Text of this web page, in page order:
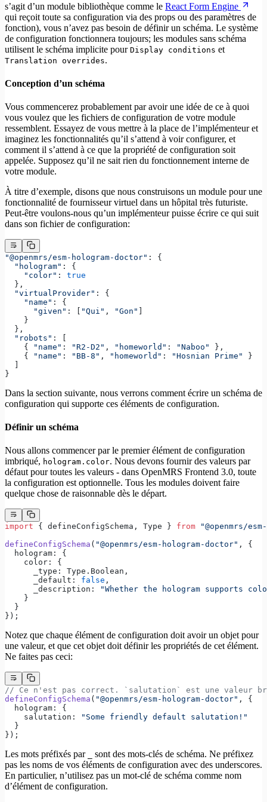
s’agit d’un module bibliothèque comme le React Form Engine
qui reçoit toute sa configuration via des props ou des paramètres de
fonction), vous n’avez pas besoin de définir un schéma. Le système
de configuration fonctionnera toujours; les modules sans schéma
utilisent le schéma implicite pour Display conditions et
Translation overrides.
Conception d’un schéma
Vous commencerez probablement par avoir une idée de ce à quoi
vous voulez que les fichiers de configuration de votre module
ressemblent. Essayez de vous mettre à la place de l’implémenteur et
imaginez les fonctionnalités qu’il s’attend à voir configurer, et
comment il s’attend à ce que la propriété de configuration soit
appelée. Supposez qu’il ne sait rien du fonctionnement interne de
votre module.
À titre d’exemple, disons que nous construisons un module pour une
fonctionnalité de fournisseur virtuel dans un hôpital très futuriste.
Peut-être voulons-nous qu’un implémenteur puisse écrire ce qui suit
dans son fichier de configuration:
"@openmrs/esm-hologram-doctor" : {
  "hologram"
: {
    "color"
: true
  },
  "virtualProvider"
: {
    "name"
: {
      "given"
: [ "Qui" , "Gon" ]
    }
  },
  "robots"
: [
    {
"name" : "R2-D2" , "homeworld" : "Naboo"
},
    {
"name" : "BB-8" , "homeworld" : "Hosnian Prime"
}
  ]
}
Dans la section suivante, nous verrons comment écrire un schéma de
configuration qui supporte ces éléments de configuration.
Définir un schéma
Nous allons commencer par le premier élément de configuration
imbriqué, hologram.color. Nous devons fournir des valeurs par
défaut pour toutes les valeurs - dans OpenMRS Frontend 3.0, toute
la configuration est optionnelle. Tous les modules doivent faire
quelque chose de raisonnable dès le départ.
import { defineConfigSchema, Type } from "@openmrs/
defineConfigSchema ( "@openmrs/esm-hologram-doctor" , {
  hologram: {
    color: {
      _type: Type.Boolean,
      _default:
false ,
      _description:
"Whether the hologram supports
    }
  }
});
Notez que chaque élément de configuration doit avoir un objet pour
une valeur, et que cet objet doit définir les propriétés de cet élément.
Ne faites pas ceci:
// Ce n'est pas correct. `salutation` est une valeur
defineConfigSchema ( "@openmrs/esm-hologram-doctor" , {
  hologram: {
    salutation:
"Some friendly default salutation!"
  }
});
Les mots préfixés par
sont des mots-clés de schéma. Ne préfixez
pas les noms de vos éléments de configuration avec des underscores.
En particulier, n’utilisez pas un mot-clé de schéma comme nom
d’élément de configuration.